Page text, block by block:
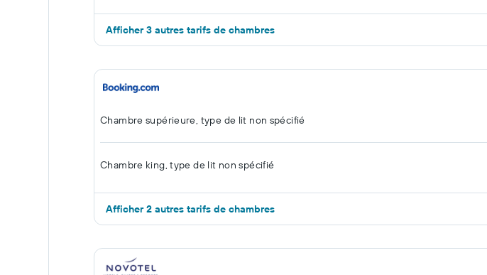
Afficher 3 autres tarifs de chambres
Chambre supérieure, type de lit non spécifié
Chambre king, type de lit non spécifié
Afficher 2 autres tarifs de chambres